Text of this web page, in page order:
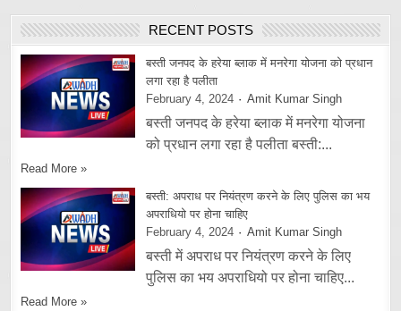
RECENT POSTS
बस्ती जनपद के हरेया ब्लाक में मनरेगा योजना को प्रधान
लगा रहा है पलीता
February 4, 2024
Amit Kumar Singh
बस्ती जनपद के हरेया ब्लाक में मनरेगा योजना
को प्रधान लगा रहा है पलीता बस्ती:...
Read More »
बस्ती: अपराध पर नियंत्रण करने के लिए पुलिस का भय
अपराधियो पर होना चाहिए
February 4, 2024
Amit Kumar Singh
बस्ती में अपराध पर नियंत्रण करने के लिए
पुलिस का भय अपराधियो पर होना चाहिए...
Read More »